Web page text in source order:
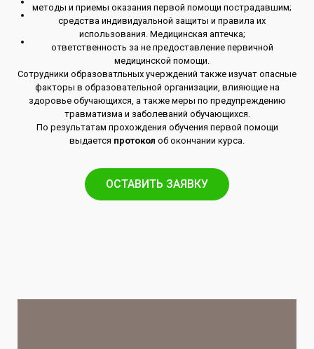
методы и приемы оказания первой помощи пострадавшим;
средства индивидуальной защиты и правила их
использования. Медицинская аптечка;
ответственность за не предоставление первичной
медицинской помощи.
Сотрудники образоватльных учерждений также изучат опасные
факторы в образовательной организации, влияющие на
здоровье обучающихся, а также меры по предупреждению
травматизма и заболеваний обучающихся.
По результатам прохождения обучения первой помощи
выдается протокол об окончании курса.
ОСТАВИТЬ ЗАЯВКУ​